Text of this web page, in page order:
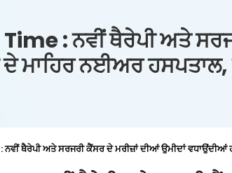
: ਨਵੀਂ ਥੈਰੇਪੀ ਅਤੇ
ਨਈਅਰ ਹਸਪਤਾਲ,
ਥੈਰੇਪੀ ਅਤੇ ਸਰਜਰੀ ਕੈਂਸਰ ਦੇ ਮਰੀਜ਼ਾਂ ਦੀਆਂ ਉਮੀਦਾਂ